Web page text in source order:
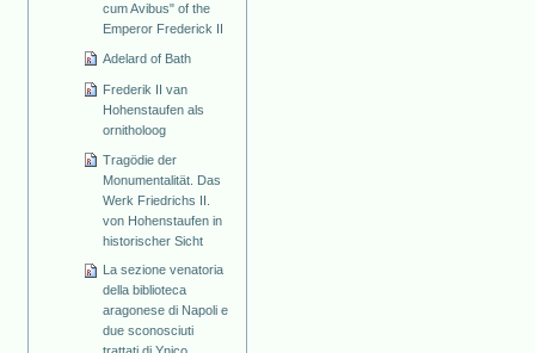
cum Avibus" of the
Emperor Frederick II
Adelard of Bath
Frederik II van
Hohenstaufen als
ornitholoog
Tragödie der
Monumentalität. Das
Werk Friedrichs II.
von Hohenstaufen in
historischer Sicht
La sezione venatoria
della biblioteca
aragonese di Napoli e
due sconosciuti